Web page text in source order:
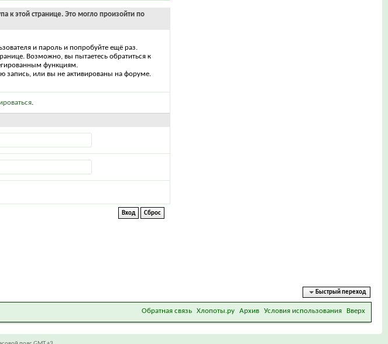
к этой странице. Это могло произойти по
и пароль и попробуйте ещё раз.
Возможно, вы пытаетесь обратиться к
функциям.
запись, или вы не активированы на форуме.
.
Быстрый переход
Обратная связь Хлопоты.ру Архив Условия использования Вверх